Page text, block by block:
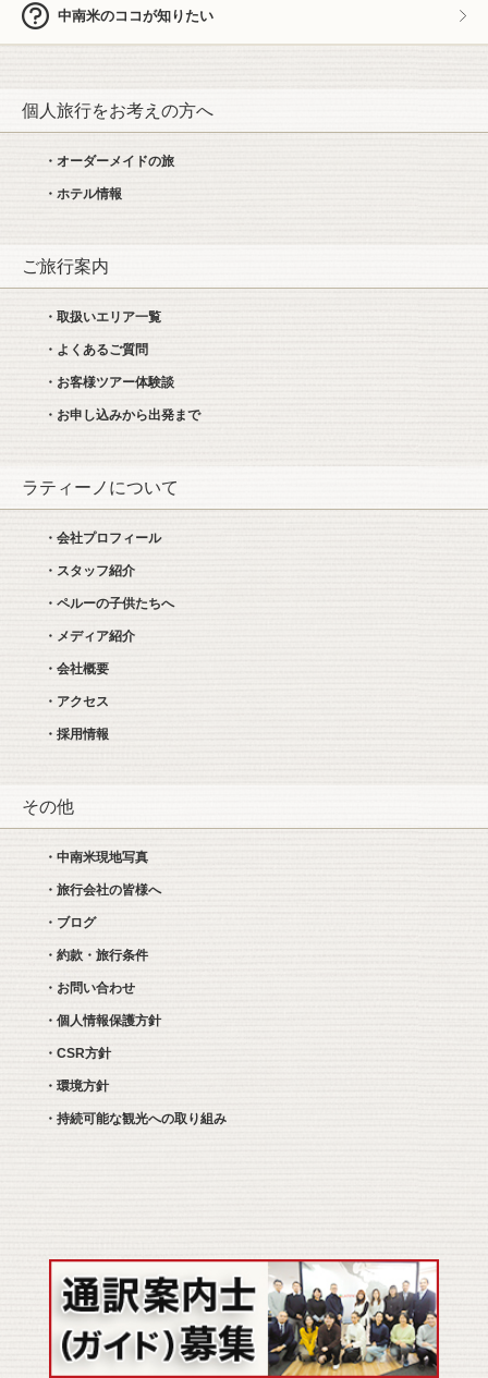
中南米のココが知りたい
個人旅行をお考えの方へ
・オーダーメイドの旅
・ホテル情報
ご旅行案内
・取扱いエリア一覧
・よくあるご質問
・お客様ツアー体験談
・お申し込みから出発まで
ラティーノについて
・会社プロフィール
・スタッフ紹介
・ペルーの子供たちへ
・メディア紹介
・会社概要
・アクセス
・採用情報
その他
・中南米現地写真
・旅行会社の皆様へ
・ブログ
・約款・旅行条件
・お問い合わせ
・個人情報保護方針
・CSR方針
・環境方針
・持続可能な観光への取り組み